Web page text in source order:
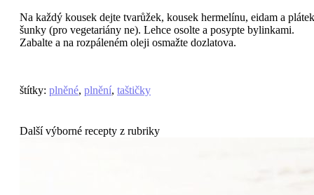
Na každý kousek dejte tvarůžek, kousek hermelínu, eidam a plátek
šunky (pro vegetariány ne). Lehce osolte a posypte bylinkami.
Zabalte a na rozpáleném oleji osmažte dozlatova.
štítky: plněné, plnění, taštičky
Další výborné recepty z rubriky